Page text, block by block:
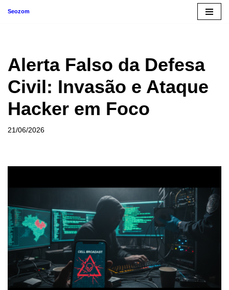
conteúdo
Seozom
Alerta Falso da Defesa
Civil: Invasão e Ataque
Hacker em Foco
21/06/2026